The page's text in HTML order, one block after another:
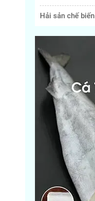
Hải sản chế biến